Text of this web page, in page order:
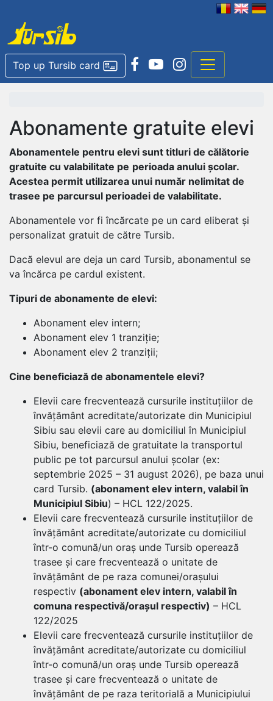
Top up Tursib card
Abonamente gratuite elevi
Abonamentele pentru elevi sunt titluri de călătorie
gratuite cu valabilitate pe perioada anului școlar.
Acestea permit utilizarea unui număr nelimitat de
trasee pe parcursul perioadei de valabilitate.
Abonamentele vor fi încărcate pe un card eliberat și
personalizat gratuit de către Tursib.
Dacă elevul are deja un card Tursib, abonamentul se
va încărca pe cardul existent.
Tipuri de abonamente de elevi:
Abonament elev intern;
Abonament elev 1 tranziție;
Abonament elev 2 tranziții;
Cine beneficiază de abonamentele elevi?
Elevii care frecventează cursurile instituțiilor de
învățământ acreditate/autorizate din Municipiul
Sibiu sau elevii care au domiciliul în Municipiul
Sibiu, beneficiază de gratuitate la transportul
public pe tot parcursul anului școlar (ex:
septembrie 2025 – 31 august 2026), pe baza unui
card Tursib. (abonament elev intern, valabil în
Municipiul Sibiu) – HCL 122/2025.
Elevii care frecventează cursurile instituțiilor de
învățământ acreditate/autorizate cu domiciliul
într-o comună/un oraș unde Tursib operează
trasee și care frecventează o unitate de
învățământ de pe raza comunei/orașului
respectiv (abonament elev intern, valabil în
comuna respectivă/orașul respectiv) – HCL
122/2025
Elevii care frecventează cursurile instituțiilor de
învățământ acreditate/autorizate cu domiciliul
într-o comună/un oraș unde Tursib operează
trasee și care frecventează o unitate de
învățământ de pe raza teritorială a Municipiului